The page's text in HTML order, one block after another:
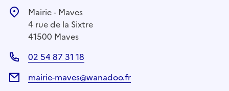
Mairie - Maves
4 rue de la Sixtre
41500 Maves
02 54 87 31 18
mairie-maves@wanadoo.fr